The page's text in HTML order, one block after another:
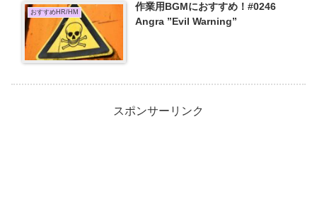
おすすめHR/HM
作業用BGMにおすすめ！#0246
Angra ”Evil Warning”
スポンサーリンク